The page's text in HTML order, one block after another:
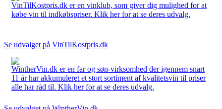
VinTilKostpris.dk er en vinklub, som giver dig mulighed for at
købe vin til indkøbspriser. Klik her for at se deres udvalg.
Se udvalget på VinTilKostpris.dk
WintherVin.dk er en far og søn-virksomhed der igennem snart
11 år har akkumuleret et stort sortiment af kvalitetsvin til priser
alle har råd til. Klik her for at se deres udvalg.